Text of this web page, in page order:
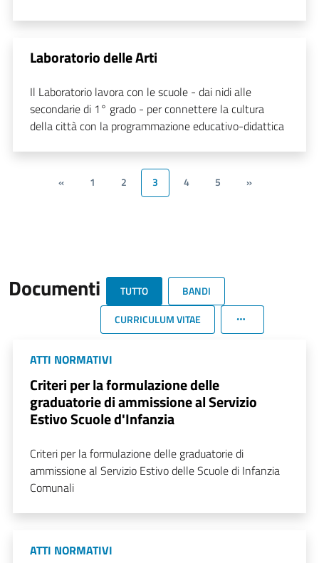
Laboratorio delle Arti
Il Laboratorio lavora con le scuole - dai nidi alle
secondarie di 1° grado - per connettere la cultura
della città con la programmazione educativo-didattica
« 1 2 3 4 5 »
Documenti TUTTO
BANDI
CURRICULUM VITAE
ATTI NORMATIVI
Criteri per la formulazione delle
graduatorie di ammissione al Servizio
Estivo Scuole d'Infanzia
Criteri per la formulazione delle graduatorie di
ammissione al Servizio Estivo delle Scuole di Infanzia
Comunali
ATTI NORMATIVI